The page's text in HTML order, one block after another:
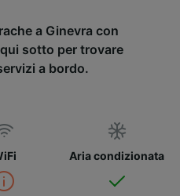
a Ginevra con
sotto per trovare
a bordo.
Aria condizionata